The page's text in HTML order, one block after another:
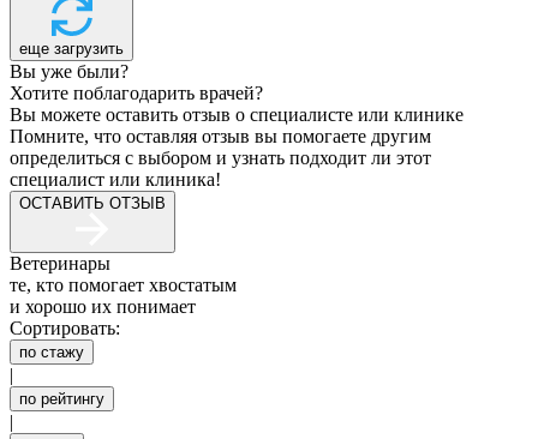
еще загрузить
Вы уже были?
Хотите поблагодарить врачей?
Вы можете оставить отзыв о специалисте или клинике
Помните, что оставляя отзыв вы помогаете другим
определиться с выбором и узнать подходит ли этот
специалист или клиника!
ОСТАВИТЬ ОТЗЫВ
Ветеринары
те, кто помогает хвостатым
и хорошо их понимает
Сортировать:
по стажу
|
по рейтингу
|